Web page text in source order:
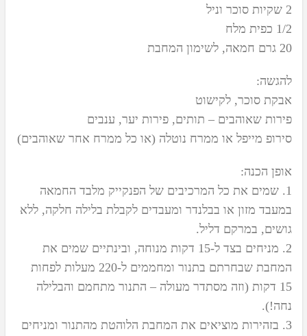
2 שקיות סוכר וניל
1/2 כפית מלח
20 גרם חמאה, לשימון המחבת
להגשה:
אבקת סוכר, לקישוט
פירות שאוהבים – תותים, פירות יער, ענבים
סירופ מייפל או ממרח נוטלה (או כל ממרח אחר שאוהבים)
אופן הכנה:
1. שמים את כל המרכיבים של הפנקייק מלבד החמאה
במעבד מזון או בבלנדר ומעבדים לקבלת בלילה חלקה, ללא
גושים, במרקם דליל.
2. מניחים בצד ל-15 דקות מנוחה, ובינתיים שמים את
המחבת שבחרתם בתנור ומחממים ל-220 מעלות לפחות
15 דקות (וזה מסתדר מעולה – התנור מתחמם והבלילה
נחה!).
3. בזהירות מוציאים את המחבת הלוהטת מהתנור ומניחים